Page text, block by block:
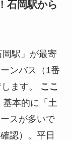
石岡駅から
駅」が最寄
ンバス（1番
ます。
ここ
基本的に「土
スが多いで
認）。平日